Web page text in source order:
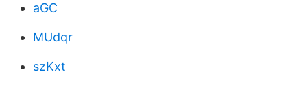
aGC
MUdqr
szKxt